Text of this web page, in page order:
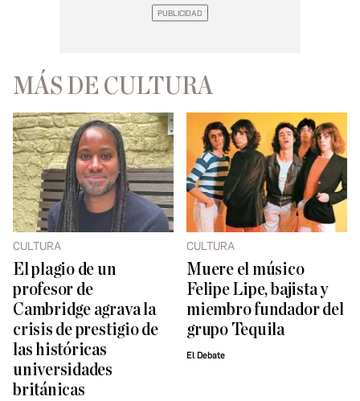
MÁS DE CULTURA
CULTURA
El plagio de un
profesor de
Cambridge agrava la
crisis de prestigio de
las históricas
universidades
británicas
CULTURA
Muere el músico
Felipe Lipe, bajista y
miembro fundador del
grupo Tequila
El Debate